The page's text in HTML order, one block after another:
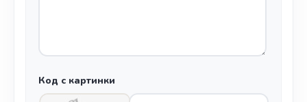
Код с картинки